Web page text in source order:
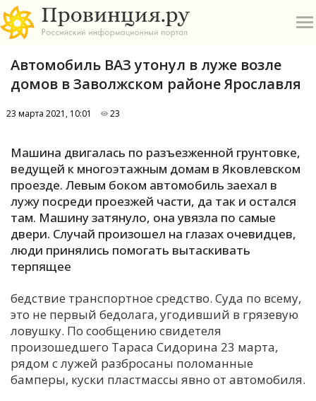
А
Б
Е
О
П
Автомобиль ВАЗ утонул в луже возле
домов в Заволжском районе Ярославля
23 марта 2021, 10:01 23
Машина двигалась по разъезженной грунтовке,
ведущей к многоэтажным домам в Яковлевском
проезде. Левым боком автомобиль заехал в
лужу посреди проезжей части, да так и остался
там. Машину затянуло, она увязла по самые
двери. Случай произошел на глазах очевидцев,
люди принялись помогать вытаскивать
терпящее
бедствие транспортное средство. Суда по всему,
это не первый бедолага, угодивший в грязевую
ловушку. По сообщению свидетеля
произошедшего Тараса Сидорина 23 марта,
рядом с лужей разбросаны поломанные
бамперы, куски пластмассы явно от автомобиля.